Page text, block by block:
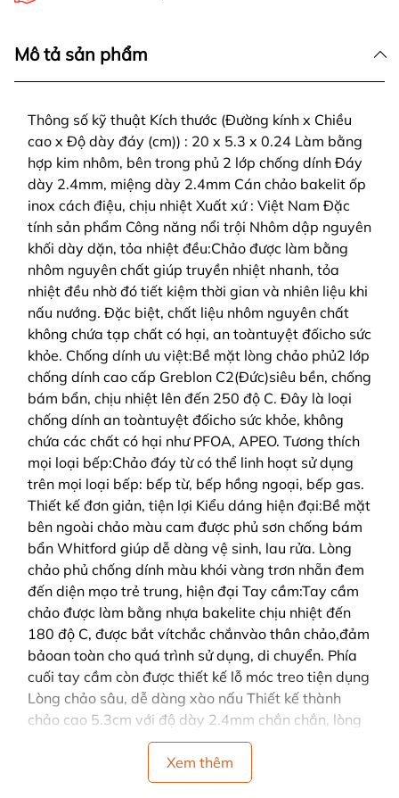
Mô tả sản phẩm
Thông số kỹ thuật Kích thước (Đường kính x Chiều
cao x Độ dày đáy (cm)) : 20 x 5.3 x 0.24 Làm bằng
hợp kim nhôm, bên trong phủ 2 lớp chống dính Đáy
dày 2.4mm, miệng dày 2.4mm Cán chảo bakelit ốp
inox cách điệu, chịu nhiệt Xuất xứ : Việt Nam Đặc
tính sản phẩm Công năng nổi trội Nhôm dập nguyên
khối dày dặn, tỏa nhiệt đều:Chảo được làm bằng
nhôm nguyên chất giúp truyền nhiệt nhanh, tỏa
nhiệt đều nhờ đó tiết kiệm thời gian và nhiên liệu khi
nấu nướng. Đặc biệt, chất liệu nhôm nguyên chất
không chứa tạp chất có hại, an toàntuyệt đốicho sức
khỏe. Chống dính ưu việt:Bề mặt lòng chảo phủ2 lớp
chống dính cao cấp Greblon C2(Đức)siêu bền, chống
bám bẩn, chịu nhiệt lên đến 250 độ C. Đây là loại
chống dính an toàntuyệt đốicho sức khỏe, không
chứa các chất có hại như PFOA, APEO. Tương thích
mọi loại bếp:Chảo đáy từ có thể linh hoạt sử dụng
trên mọi loại bếp: bếp từ, bếp hồng ngoại, bếp gas.
Thiết kế đơn giản, tiện lợi Kiểu dáng hiện đại:Bề mặt
bên ngoài chảo màu cam được phủ sơn chống bám
bẩn Whitford giúp dễ dàng vệ sinh, lau rửa. Lòng
chảo phủ chống dính màu khói vàng trơn nhẵn đem
đến diện mạo trẻ trung, hiện đại Tay cầm:Tay cầm
chảo được làm bằng nhựa bakelite chịu nhiệt đến
180 độ C, được bắt vítchắc chắnvào thân chảo,đảm
bảoan toàn cho quá trình sử dụng, di chuyển. Phía
cuối tay cầm còn được thiết kế lỗ móc treo tiện dụng
Lòng chảo sâu, dễ dàng xào nấu Thiết kế thành
chảo cao 5.3cm với độ dày 2.4mm chắn chắn, lòng
chảo sâuthích hợp với nhiều món ăn: nấu, xào, rán,…
đồng thờihạn chế dầu mỡ bắn ra ngoài,đảm bảoan
toàn trong quá trình nấu nướng, giúp cho gian bếp
Xem thêm